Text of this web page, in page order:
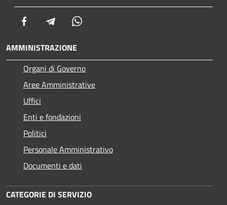
Facebook Telegram
AMMINISTRAZIONE
Organi di Governo
Aree Amministrative
Uffici
Enti e fondazioni
Politici
Personale Amministrativo
Documenti e dati
CATEGORIE DI SERVIZIO